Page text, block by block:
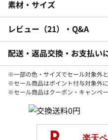
素材・サイズ
レビュー 21 ・Q&A
配送・返品交換・お支払い
※一部の色・サイズでセール対象外
※セール商品はポイント付与対象外
※セール商品はクーポン・キャンペ